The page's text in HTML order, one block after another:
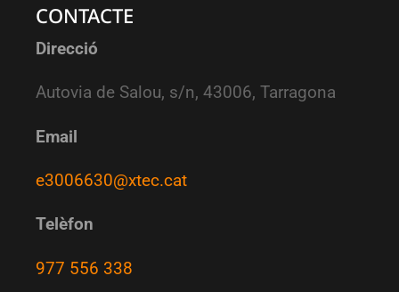
CONTACTE
Direcció
Autovia de Salou, s/n, 43006, Tarragona
Email
e3006630@xtec.cat
Telèfon
977 556 338